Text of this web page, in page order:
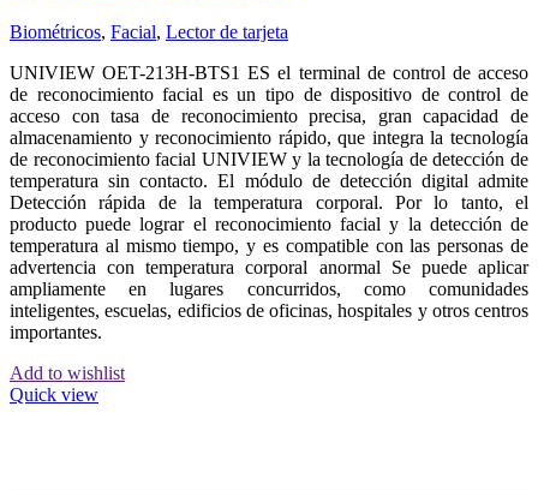
Biométricos, Facial, Lector de tarjeta
UNIVIEW OET-213H-BTS1 ES el terminal de control de acceso
de reconocimiento facial es un tipo de dispositivo de control de
acceso con tasa de reconocimiento precisa, gran capacidad de
almacenamiento y reconocimiento rápido, que integra la tecnología
de reconocimiento facial UNIVIEW y la tecnología de detección de
temperatura sin contacto. El módulo de detección digital admite
Detección rápida de la temperatura corporal. Por lo tanto, el
producto puede lograr el reconocimiento facial y la detección de
temperatura al mismo tiempo, y es compatible con las personas de
advertencia con temperatura corporal anormal Se puede aplicar
ampliamente en lugares concurridos, como comunidades
inteligentes, escuelas, edificios de oficinas, hospitales y otros centros
importantes.
Add to wishlist
Quick view